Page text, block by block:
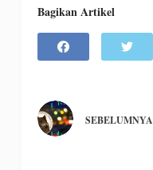
Bagikan Artikel
SEBELUMNYA